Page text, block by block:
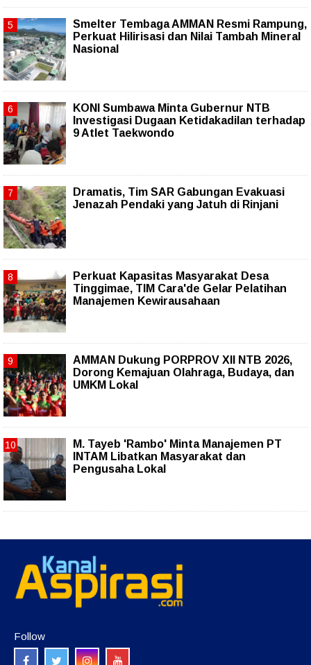
Smelter Tembaga AMMAN Resmi Rampung,
Perkuat Hilirisasi dan Nilai Tambah Mineral
Nasional
KONI Sumbawa Minta Gubernur NTB
Investigasi Dugaan Ketidakadilan terhadap
9 Atlet Taekwondo
Dramatis, Tim SAR Gabungan Evakuasi
Jenazah Pendaki yang Jatuh di Rinjani
Perkuat Kapasitas Masyarakat Desa
Tinggimae, TIM Cara'de Gelar Pelatihan
Manajemen Kewirausahaan
AMMAN Dukung PORPROV XII NTB 2026,
Dorong Kemajuan Olahraga, Budaya, dan
UMKM Lokal
M. Tayeb 'Rambo' Minta Manajemen PT
INTAM Libatkan Masyarakat dan
Pengusaha Lokal
Follow